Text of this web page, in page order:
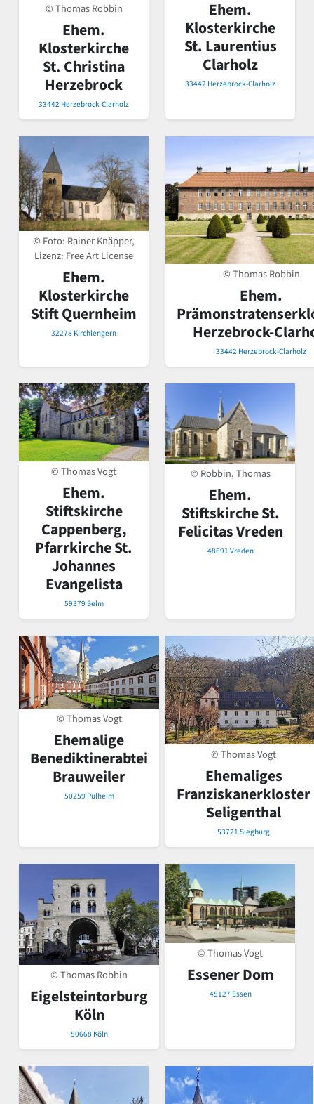
© Thomas Robbin
Ehem.
Klosterkirche
St. Christina
Herzebrock
33442 Herzebrock-Clarholz
Ehem.
Klosterkirche
St. Laurentius
Clarholz
33442 Herzebrock-Clarholz
© Foto: Rainer Knäpper,
Lizenz: Free Art License
Ehem.
Klosterkirche
Stift Quernheim
32278 Kirchlengern
© Thomas Robbin
Ehem.
Herzebrock-
33442 Herzebrock-Clarholz
© Thomas Vogt
Ehem.
Stiftskirche
Cappenberg,
Pfarrkirche St.
Johannes
Evangelista
59379 Selm
© Robbin, Thomas
Ehem.
Stiftskirche St.
Felicitas Vreden
48691 Vreden
© Thomas Vogt
Ehemalige
Benediktinerabtei
Brauweiler
50259 Pulheim
© Thomas Vogt
Ehemaliges
Franziskanerkloster
Seligenthal
53721 Siegburg
© Thomas Robbin
Eigelsteintorburg
Köln
50668 Köln
© Thomas Vogt
Essener Dom
45127 Essen